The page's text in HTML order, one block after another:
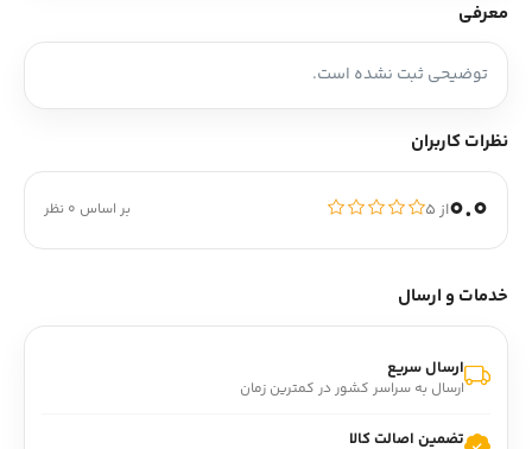
معرفی
توضیحی ثبت نشده است.
نظرات کاربران
0.0از ۵ بر اساس 0 نظر
خدمات و ارسال
ارسال سریع
ارسال به سراسر کشور در کمترین زمان
تضمین اصالت کالا